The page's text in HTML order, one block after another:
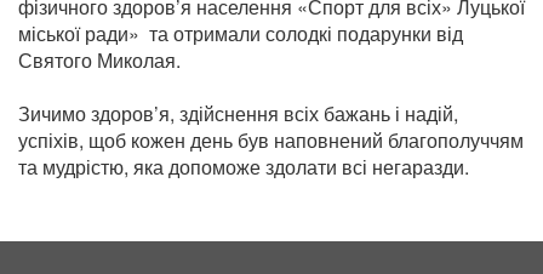
фізичного здоров’я населення «Спорт для всіх» Луцької
міської ради» та отримали солодкі подарунки від
Святого Миколая.
Зичимо здоров’я, здійснення всіх бажань і надій,
успіхів, щоб кожен день був наповнений благополуччям
та мудрістю, яка допоможе здолати всі негаразди.